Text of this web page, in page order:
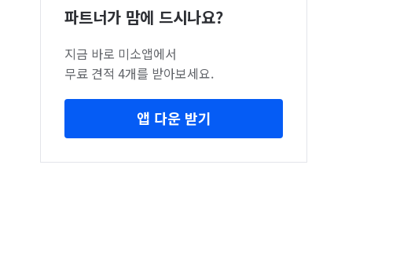
파트너가 맘에 드시나요?
지금 바로 미소앱에서
무료 견적 4개를 받아보세요.
앱 다운 받기